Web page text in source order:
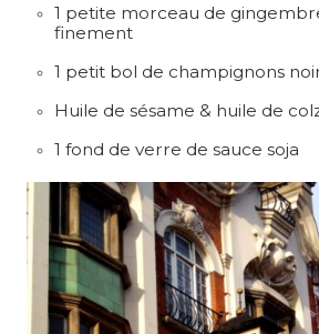
1 petite morceau de
finement
1 petit bol de champignons
Huile de sésame & huile de
1 fond de verre de sauce soja